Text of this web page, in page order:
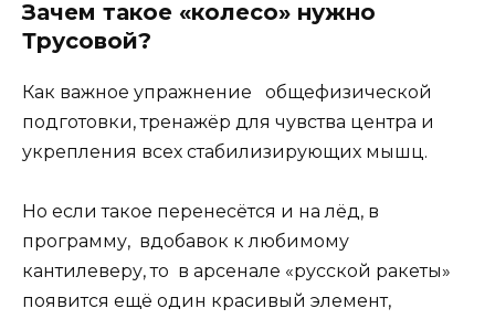
Зачем такое «колесо» нужно
Трусовой?
Как важное упражнение общефизической
подготовки, тренажёр для чувства центра и
укрепления всех стабилизирующих мышц.
Но если такое перенесётся и на лёд, в
программу, вдобавок к любимому
кантилеверу, то в арсенале «русской ракеты»
появится ещё один красивый элемент,